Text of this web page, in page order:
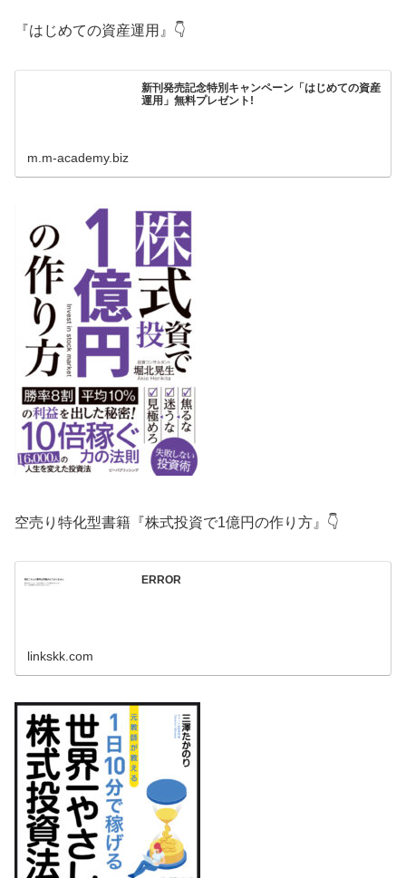
『はじめての資産運用』👇
新刊発売記念特別キャンペーン「はじめての資産
運用」無料プレゼント!
m.m-academy.biz
空売り特化型書籍『株式投資で1億円の作り方』👇
ERROR
linkskk.com